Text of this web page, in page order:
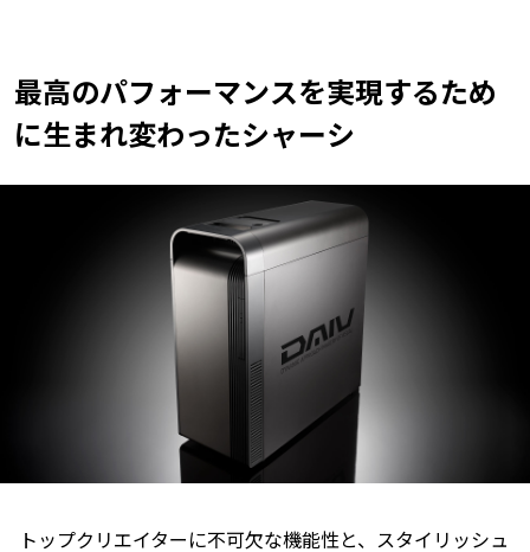
最高のパフォーマンスを実現するため
に生まれ変わったシャーシ
トップクリエイターに不可欠な機能性と、スタイリッシュ